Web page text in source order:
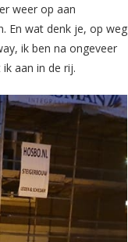
weer op aan
En wat denk je, op weg
ik ben na ongeveer
aan in de rij.